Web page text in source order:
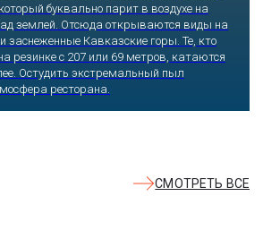
буквально парит в воздухе на
землей. Отсюда открываются виды на
заснеженные Кавказские горы. Те, кто
резинке с 207 или 69 метров, катаются
Остудить экстремальный пыл
ресторана.
СМОТРЕТЬ ВСЕ